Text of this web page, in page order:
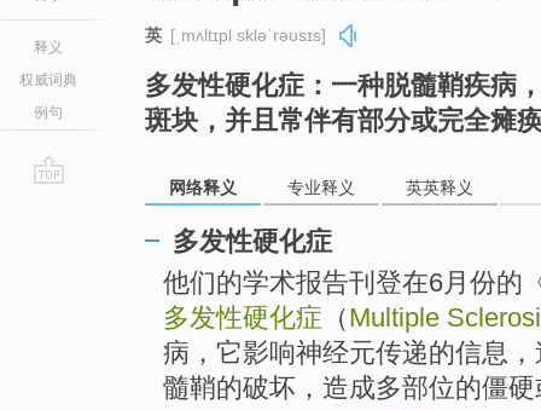
释义
权威词典
例句
英 [ˌmʌltɪpl skləˈrəʊsɪs]
多发性硬化症：一种脱髓鞘疾病
斑块，并且常伴有部分或完全瘫
网络释义 专业释义 英英释义
多发性硬化症
他们的学术报告刊登在6月份的
多发性硬化症 （Multiple
病，它影响神经元传递的信息
髓鞘的破坏，造成多部位的僵